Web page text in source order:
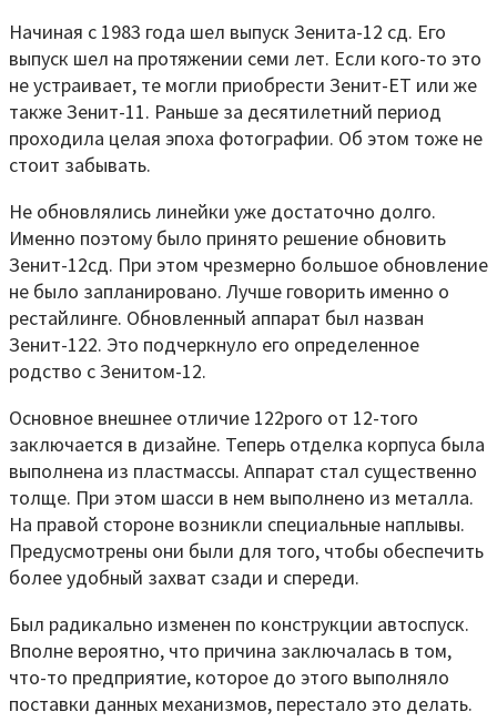
Начиная с 1983 года шел выпуск Зенита-12 сд. Его
выпуск шел на протяжении семи лет. Если кого-то это
не устраивает, те могли приобрести Зенит-ЕТ или же
также Зенит-11. Раньше за десятилетний период
проходила целая эпоха фотографии. Об этом тоже не
стоит забывать.
Не обновлялись линейки уже достаточно долго.
Именно поэтому было принято решение обновить
Зенит-12сд. При этом чрезмерно большое обновление
не было запланировано. Лучше говорить именно о
рестайлинге. Обновленный аппарат был назван
Зенит-122. Это подчеркнуло его определенное
родство с Зенитом-12.
Основное внешнее отличие 122рого от 12-того
заключается в дизайне. Теперь отделка корпуса была
выполнена из пластмассы. Аппарат стал существенно
толще. При этом шасси в нем выполнено из металла.
На правой стороне возникли специальные наплывы.
Предусмотрены они были для того, чтобы обеспечить
более удобный захват сзади и спереди.
Был радикально изменен по конструкции автоспуск.
Вполне вероятно, что причина заключалась в том,
что-то предприятие, которое до этого выполняло
поставки данных механизмов, перестало это делать.